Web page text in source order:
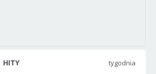
HITY tygodnia